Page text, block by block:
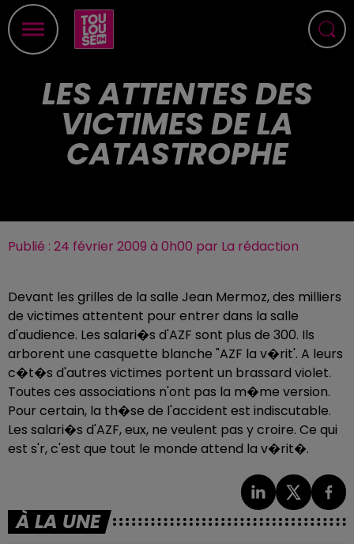
LES ATTENTES DES
VICTIMES DE LA
CATASTROPHE
Publié : 24 février 2009 à 0h00 par La rédaction
Devant les grilles de la salle Jean Mermoz, des milliers
de victimes attentent pour entrer dans la salle
d'audience. Les salari�s d'AZF sont plus de 300. Ils
arborent une casquette blanche "AZF la v�rit'. A leurs
c�t�s d'autres victimes portent un brassard violet.
Toutes ces associations n'ont pas la m�me version.
Pour certain, la th�se de l'accident est indiscutable.
Les salari�s d'AZF, eux, ne veulent pas y croire. Ce qui
est s'r, c'est que tout le monde attend la v�rit�.
À LA UNE